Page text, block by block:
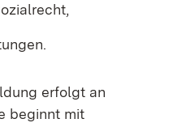
erfolgt an
beginnt mit